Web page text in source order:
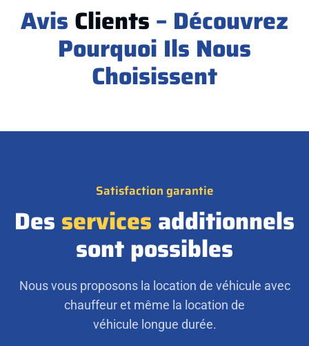
Avis Clients – Découvrez
Pourquoi Ils Nous
Choisissent
Satisfaction garantie
Des services additionnels
sont possibles
Nous vous proposons la location de véhicule avec
chauffeur et même la location de
véhicule longue durée.